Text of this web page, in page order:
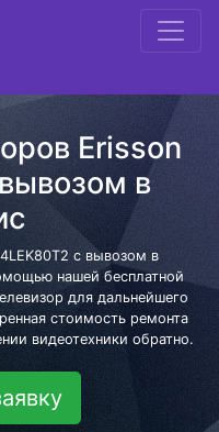
Erisson
в
с вывозом в
нашей бесплатной
для дальнейшего
стоимость ремонта
видеотехники обратно.